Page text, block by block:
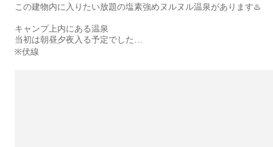
この建物内に入りたい放題の塩素強めヌルヌル温泉があります♨️
キャンプ上内にある温泉
当初は朝昼夕夜入る予定でした…
※伏線